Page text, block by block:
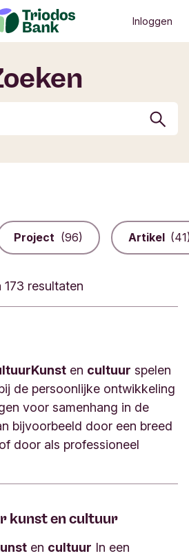
Inloggen
Zoekknop
Project (96) Artikel
173 resultaten
Kunst en cultuur spelen
de persoonlijke ontwikkeling
voor samenhang in de
bijvoorbeeld door een breed
door als professioneel
kunst en cultuur
en cultuur In een